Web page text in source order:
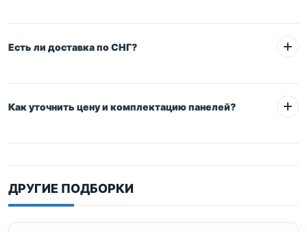
Есть ли доставка по СНГ?
Как уточнить цену и комплектацию панелей?
sale@prompotolok.ru
ДРУГИЕ ПОДБОРКИ